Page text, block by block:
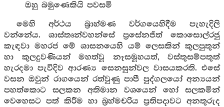
ඔහු බමුණෙකියි පවසමි
මෙහි අර්ථය බ්‍රාහ්මණ වර්ගයෙහිදීම පැහැදිලි
වන්නේය. ශාස්තෘන්වහන්සේ ප්‍රසේනජිත් කොසොල්රජු
කැඳවා මහරජ මේ ශාසනයෙහි යම් ලෙසකින් කුලපුතුන්
හා කුලදුවණියන් මහත්වූ නෑසමූහයත්, වස්තුසම්පතුත්
හැරදමා පැවිදිව ආරණ්‍ය සෙනසුන්වල වාසයකරති. එසේ
වසන ඔවුන් රාගයෙන් රත්වුණු පාපී පුද්ගලයෝ අන්‍යයන්
පහත්කොට සලකන අතිමාන වශයෙන් හෝ සලකමින්
වෙහෙසට පත් කිරීම හා බ්‍රහ්මචරිය ප්‍රතිපදාවට අනතුරුද